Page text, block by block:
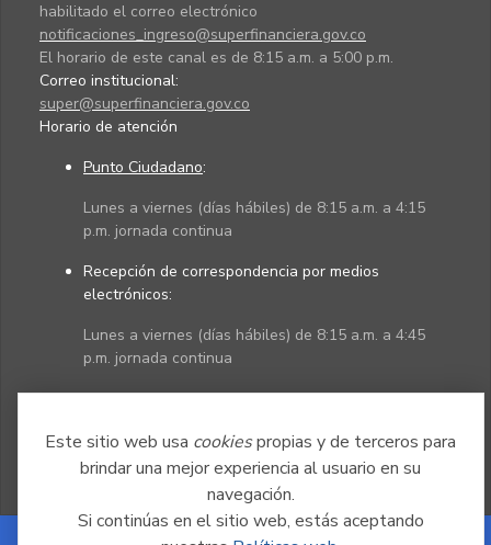
Este sitio web usa cookiespropias y de terceros para
brindar una mejor experiencia al usuario en su
navegación.
Si continúas en el sitio web, estás aceptando
habilitado el correo electrónico
notificaciones_ingreso@superfinanciera.gov.co
El horario de este canal es de 8:15 a.m. a 5:00 p.m.
Correo institucional:
super@superfinanciera.gov.co
Horario de atención
Punto Ciudadano:
Lunes a viernes (días hábiles) de 8:15 a.m. a 4:15
p.m. jornada continua
Recepción de correspondencia por medios
electrónicos:
Lunes a viernes (días hábiles) de 8:15 a.m. a 4:45
p.m. jornada continua